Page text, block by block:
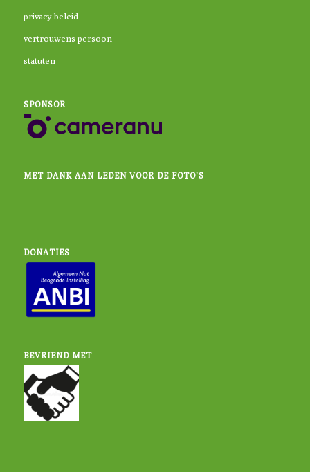
privacy beleid
vertrouwens persoon
statuten
SPONSOR
MET DANK AAN LEDEN VOOR DE FOTO’S
DONATIES
BEVRIEND MET